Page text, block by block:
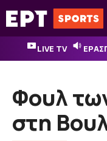
Μετάβαση
σε
περιεχόμενο
LIVE TV
Φουλ
στη